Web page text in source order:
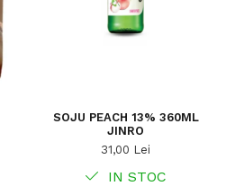
SOJU PEACH 13% 360ML
JINRO
31,00 Lei
IN STOC